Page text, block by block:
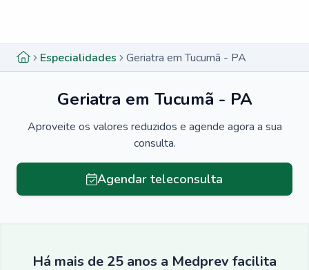
Especialidades Geriatra em Tucumã - PA
Geriatra em Tucumã - PA
Aproveite os valores reduzidos e agende agora a sua
consulta.
Agendar teleconsulta
Há mais de 25 anos a Medprev facilita